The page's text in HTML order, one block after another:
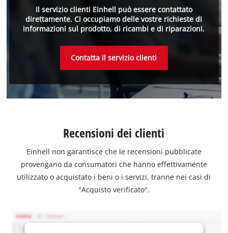
Il servizio clienti Einhell può essere contattato
direttamente. Ci occupiamo delle vostre richieste di
informazioni sul prodotto, di ricambi e di riparazioni.
Contatta il servizio clienti
Recensioni dei clienti
Einhell non garantisce che le recensioni pubblicate
provengano da consumatori che hanno effettivamente
utilizzato o acquistato i beni o i servizi, tranne nei casi di
"Acquisto verificato".